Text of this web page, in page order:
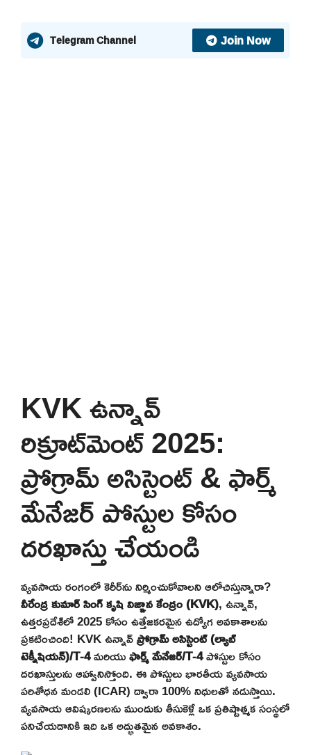
Telegram Channel Join Now
KVK ఉన్నావ్
రిక్రూట్‌మెంట్ 2025:
ప్రోగ్రామ్ అసిస్టెంట్ & ఫార్మ్
మేనేజర్ పోస్టుల కోసం
దరఖాస్తు చేయండి
వ్యవసాయ రంగంలో కెరీర్‌ను నిర్మించుకోవాలని ఆలోచిస్తున్నారా?
వీరేంద్ర కుమార్ సింగ్ కృషి విజ్ఞాన కేంద్రం (KVK), ఉన్నావ్,
ఉత్తరప్రదేశ్‌లో 2025 కోసం ఉత్తేజకరమైన ఉద్యోగ అవకాశాలను
ప్రకటించింది! KVK ఉన్నావ్ప్రోగ్రామ్ అసిస్టెంట్ (ల్యాబ్
టెక్నీషియన్)/T-4మరియుఫార్మ్ మేనేజర్/T-4పోస్టుల కోసం
దరఖాస్తులను ఆహ్వానిస్తోంది. ఈ పోస్టులు భారతీయ వ్యవసాయ
పరిశోధన మండలి (ICAR) ద్వారా 100% నిధులతో నడుస్తాయి.
వ్యవసాయ ఆవిష్కరణలను ముందుకు తీసుకెళ్లే ఒక ప్రతిష్టాత్మక సంస్థలో
పనిచేయడానికి ఇది ఒక అద్భుతమైన అవకాశం.